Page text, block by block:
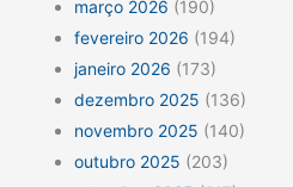
março 2026 (190)
fevereiro 2026 (194)
janeiro 2026 (173)
dezembro 2025 (136)
novembro 2025 (140)
outubro 2025 (203)